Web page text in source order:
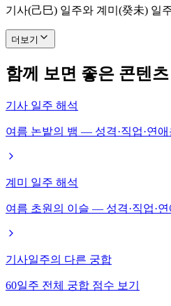
기사(己巳) 일주와 계미(癸未) 일
더보기
함께 보면 좋은 콘텐츠
기사 일주 해석
여름 논밭의 뱀 — 성격·직업·연애
계미 일주 해석
여름 초원의 이슬 — 성격·직업·연
기사일주의 다른 궁합
60일주 전체 궁합 점수 보기